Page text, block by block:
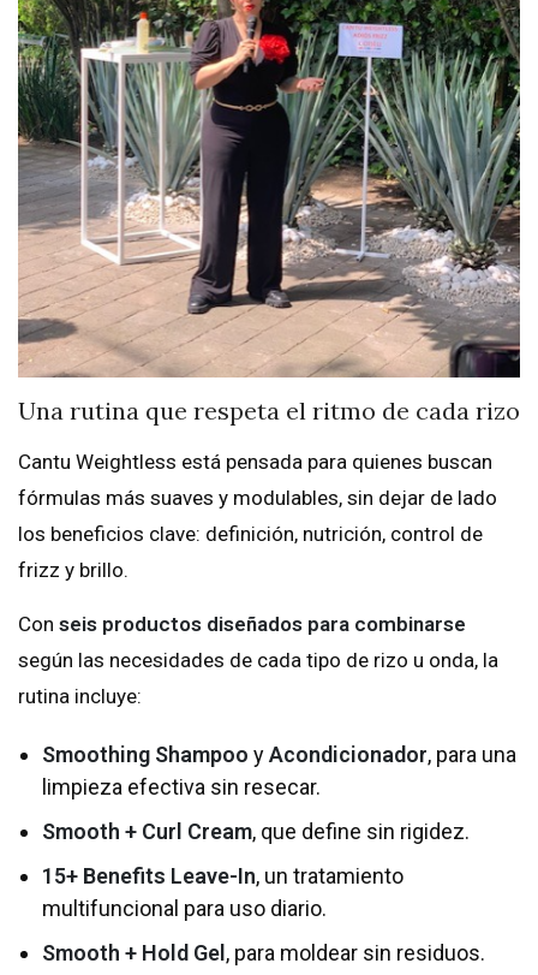
Una rutina que respeta el ritmo de cada rizo
Cantu Weightless está pensada para quienes buscan
fórmulas más suaves y modulables, sin dejar de lado
los beneficios clave: definición, nutrición, control de
frizz y brillo.
Con seis productos diseñados para combinarse
según las necesidades de cada tipo de rizo u onda, la
rutina incluye:
Smoothing Shampoo yAcondicionador, para una
limpieza efectiva sin resecar.
Smooth + Curl Cream, que define sin rigidez.
15+ Benefits Leave-In, un tratamiento
multifuncional para uso diario.
Smooth + Hold Gel , para moldear sin residuos.